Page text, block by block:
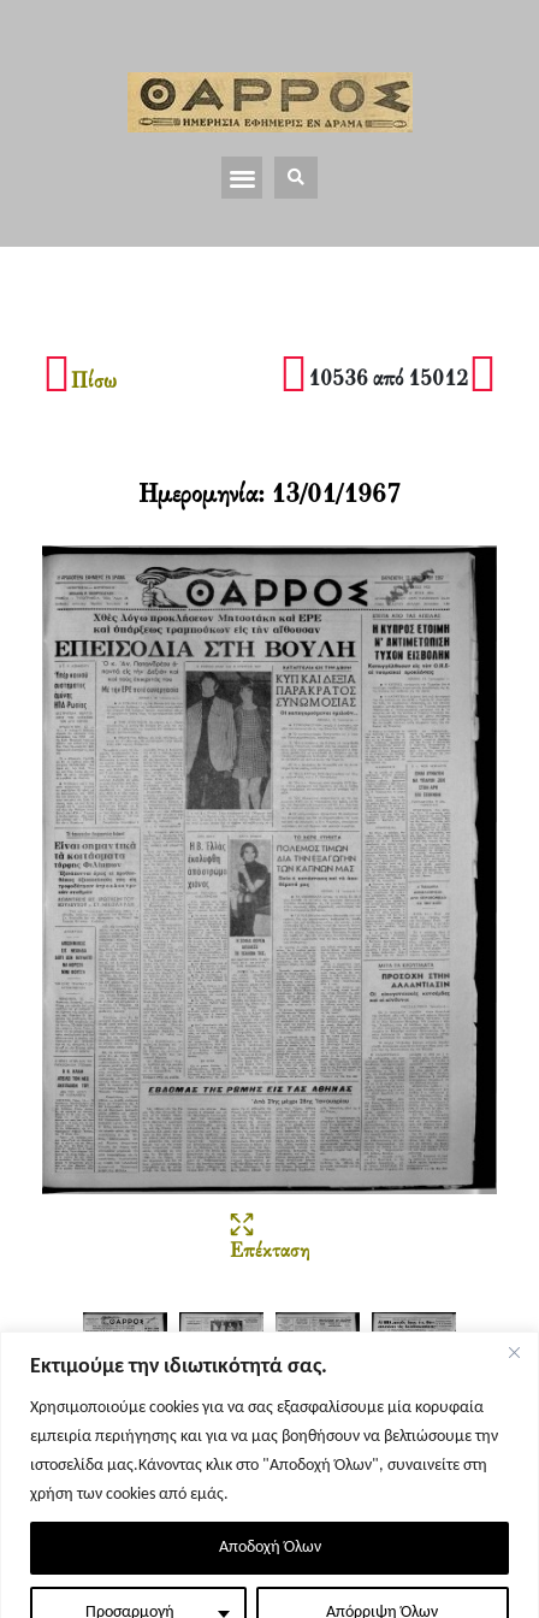
Εκτιμούμε την ιδιωτικότητά σας.
Χρησιμοποιούμε cookies για να σας εξασφαλίσουμε μία κορυφαία
εμπειρία περιήγησης και για να μας βοηθήσουν να βελτιώσουμε την
ιστοσελίδα μας.Κάνοντας κλικ στο "Αποδοχή Όλων", συναινείτε στη
χρήση των cookies από εμάς.
Προσαρμογή Απόρριψη Όλων
Αποδοχή Όλων
Πίσω 10536 από 15012
Επέκταση
Σελίδα 1 Σελίδα 2 Σελίδα 3 Σελίδα 4
Ημερομηνία: 13/01/1967